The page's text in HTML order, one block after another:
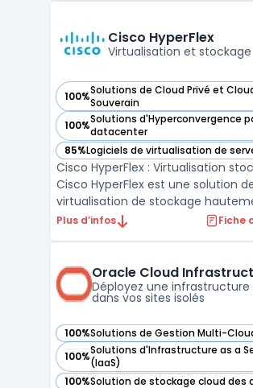
tâches récurrentes et de faciliter le
déploiement ...Cisco HyperFlex
Virtualisation et stockage
100%Solutions de Cloud Privé et
Souverain
— voir Cisco HyperFlex dans cette
100%Solutions d'Hyperconvergence
datacenter
— voir Cisco HyperFlex dans cette
85%Logiciels de virtualisation de
— voir Cisco HyperFlex dans cette
Cisco HyperFlex : Virtualisation
Cisco HyperFlex est une solution
virtualisation de stockage
performante et évolutive. Elle
la demande. Grâce à sa
innovante, Cisco HyperF ...
Plus d’infos Fiche
Oracle Cloud
Déployez une infrastructure
dans vos sites isolés
100%Solutions de Gestion Multi-
— voir Oracle Cloud Infrastructure
100%Solutions d'Infrastructure as a
(IaaS)
— voir Oracle Cloud Infrastructure
100%Solution de stockage cloud des